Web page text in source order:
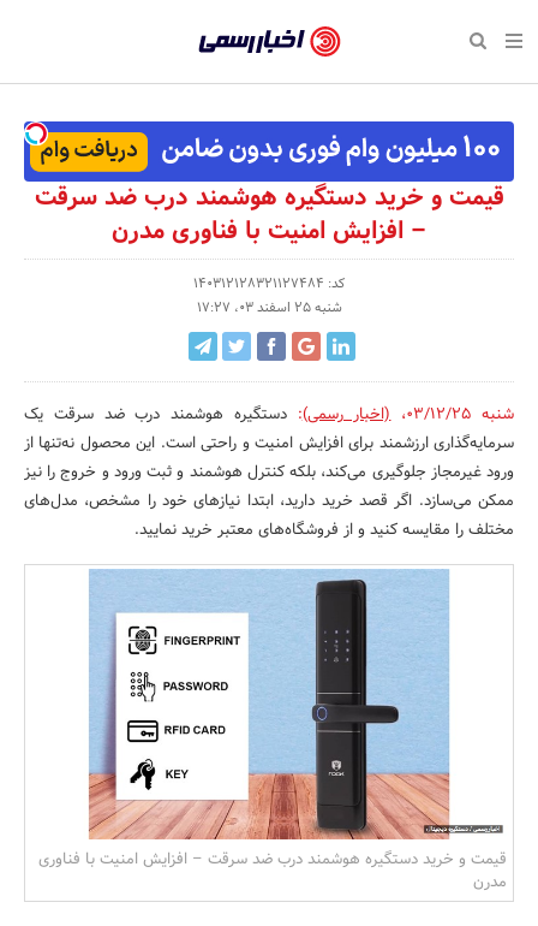
رسمی
-
اخبار
تایید
شده
شرکت‌ها،
سازمان‌ها
و
روابط
عمومی‌ها
بازگشت
صفحه نخست پایگاه خبری
اقتصادی
صفحه نخست اقتصادی
تجارت و بازار
کارآفرینی و استارتاپ
نفت، انرژی و صنایع
کسب و کار و خرده فروشی
صنایع غذایی و کشاورزی
کار و استخدام
بانک، بیمه و سرمایه
مسکن و ساختمان
اجتماعی
صفحه نخست اجتماعی
علم و آموزش
بهداشت و درمان
شهر و جامعه
محیط زیست
تبلیغات و روابط عمومی
صفحه نخست فرهنگی
رسانه‌ها
نشریات و کتاب
سینما و تئاتر
صنایع دستی
صفحه نخست ورزش
تازه‌های ورزش
مکان‌های ورزشی
تجهیزات ورزشی
صفحه نخست سبک زندگی
سلامت و زیبایی
روانشناسی و موفقیت
مد و لباس
رویداد
صفحه نخست رویداد
حراج و تخفیف
جشنواره، نمایشگاه و
مسابقه و فراخوان
قیمت و خرید دستگیره هوشمند درب ضد سرقت
– افزایش امنیت با فناوری مدرن
کد: 140312128321127484
شنبه 25 اسفند 03، 17:27
شنبه 03/12/25 ،(اخبار رسمی):دستگیره هوشمند درب ضد سرقت یک
سرمایه‌گذاری ارزشمند برای افزایش امنیت و راحتی است. این محصول نه‌تنها از
ورود غیرمجاز جلوگیری می‌کند، بلکه کنترل هوشمند و ثبت ورود و خروج را نیز
ممکن می‌سازد. اگر قصد خرید دارید، ابتدا نیازهای خود را مشخص، مدل‌های
مختلف را مقایسه کنید و از فروشگاه‌های معتبر خرید نمایید.
قیمت و خرید دستگیره هوشمند درب ضد سرقت – افزایش امنیت با فناوری
مدرن